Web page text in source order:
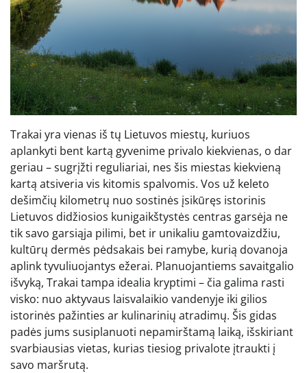
Trakai yra vienas iš tų Lietuvos miestų, kuriuos
aplankyti bent kartą gyvenime privalo kiekvienas, o dar
geriau – sugrįžti reguliariai, nes šis miestas kiekvieną
kartą atsiveria vis kitomis spalvomis. Vos už keleto
dešimčių kilometrų nuo sostinės įsikūręs istorinis
Lietuvos didžiosios kunigaikštystės centras garsėja ne
tik savo garsiąja pilimi, bet ir unikaliu gamtovaizdžiu,
kultūrų dermės pėdsakais bei ramybe, kurią dovanoja
aplink tyvuliuojantys ežerai. Planuojantiems savaitgalio
išvyką, Trakai tampa idealia kryptimi – čia galima rasti
visko: nuo aktyvaus laisvalaikio vandenyje iki gilios
istorinės pažinties ar kulinarinių atradimų. Šis gidas
padės jums susiplanuoti nepamirštamą laiką, išskiriant
svarbiausias vietas, kurias tiesiog privalote įtraukti į
savo maršrutą.